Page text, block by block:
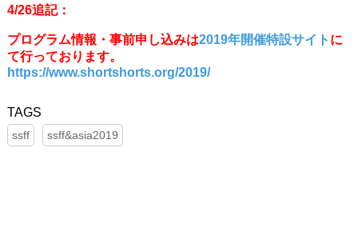
4/26追記：
プログラム情報・事前申し込みは2019年開催特設サイト に
て行っております。
https://www.shortshorts.org/2019/
ssff ssff&asia2019